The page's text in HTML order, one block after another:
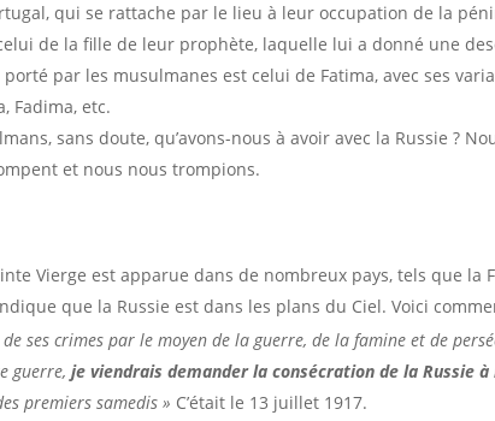
qui se rattache par le lieu à leur occupation de la
de la fille de leur prophète, laquelle lui a donné une
par les musulmanes est celui de Fatima, avec ses
Fadima, etc.
sans doute, qu’avons-nous à avoir avec la Russie ?
et nous nous trompions.
Vierge est apparue dans de nombreux pays, tels que la
que la Russie est dans les plans du Ciel. Voici
ses crimes par le moyen de la guerre, de la famine et de
guerre,je viendrais demander la consécration de la Russie
premiers samedis » C’était le 13 juillet 1917.